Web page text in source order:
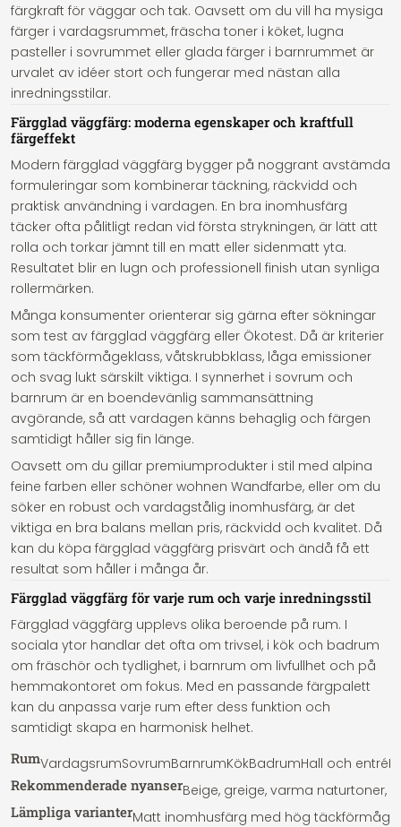
färgkraft för väggar och tak. Oavsett om du vill ha mysiga
färger i vardagsrummet, fräscha toner i köket, lugna
pasteller i sovrummet eller glada färger i barnrummet är
urvalet av idéer stort och fungerar med nästan alla
inredningsstilar.
Färgglad väggfärg: moderna egenskaper och kraftfull
färgeffekt
Modern färgglad väggfärg bygger på noggrant avstämda
formuleringar som kombinerar täckning, räckvidd och
praktisk användning i vardagen. En bra inomhusfärg
täcker ofta pålitligt redan vid första strykningen, är lätt att
rolla och torkar jämnt till en matt eller sidenmatt yta.
Resultatet blir en lugn och professionell finish utan synliga
rollermärken.
Många konsumenter orienterar sig gärna efter sökningar
som test av färgglad väggfärg eller Ökotest. Då är kriterier
som täckförmågeklass, våtskrubbklass, låga emissioner
och svag lukt särskilt viktiga. I synnerhet i sovrum och
barnrum är en boendevänlig sammansättning
avgörande, så att vardagen känns behaglig och färgen
samtidigt håller sig fin länge.
Oavsett om du gillar premiumprodukter i stil med alpina
feine farben eller schöner wohnen Wandfarbe, eller om du
söker en robust och vardagstålig inomhusfärg, är det
viktiga en bra balans mellan pris, räckvidd och kvalitet. Då
kan du köpa färgglad väggfärg prisvärt och ändå få ett
resultat som håller i många år.
Färgglad väggfärg för varje rum och varje inredningsstil
Färgglad väggfärg upplevs olika beroende på rum. I
sociala ytor handlar det ofta om trivsel, i kök och badrum
om fräschör och tydlighet, i barnrum om livfullhet och på
hemmakontoret om fokus. Med en passande färgpalett
kan du anpassa varje rum efter dess funktion och
samtidigt skapa en harmonisk helhet.
RumVardagsrumSovrumBarnrumKökBadrumHall och entré
Rekommenderade nyanserBeige, greige, varma naturtoner,
Lämpliga varianterMatt inomhusfärg med hög